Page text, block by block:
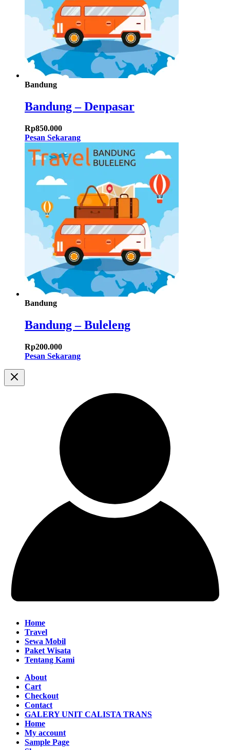
Bandung
Bandung – Denpasar
Rp850.000
Pesan Sekarang
Bandung
Bandung – Buleleng
Rp200.000
Pesan Sekarang
Home
Travel
Sewa Mobil
Paket Wisata
Tentang Kami
About
Cart
Checkout
Contact
GALERY UNIT CALISTA TRANS
Home
My account
Sample Page